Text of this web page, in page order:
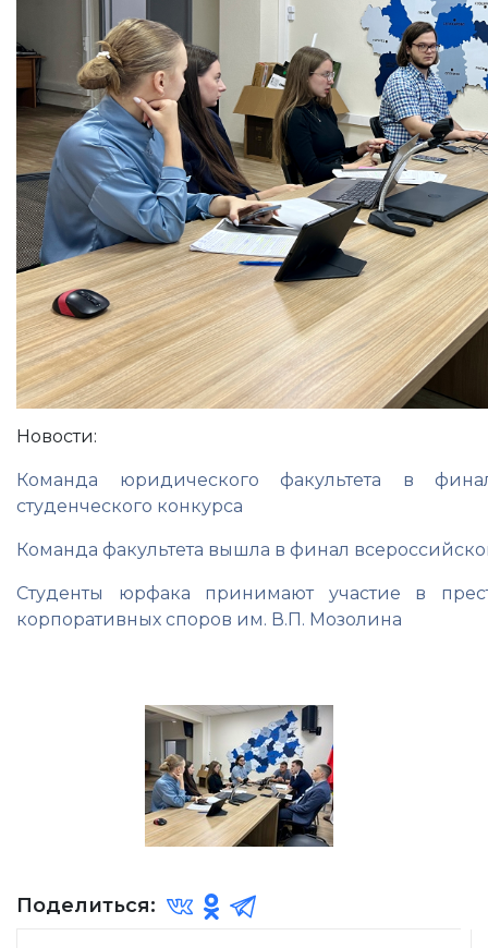
Новости:
Команда юридического факультета в
студенческого конкурса
Команда факультета вышла в финал
Студенты юрфака принимают участие в
корпоративных споров им. В.П. Мозолина
Поделиться: